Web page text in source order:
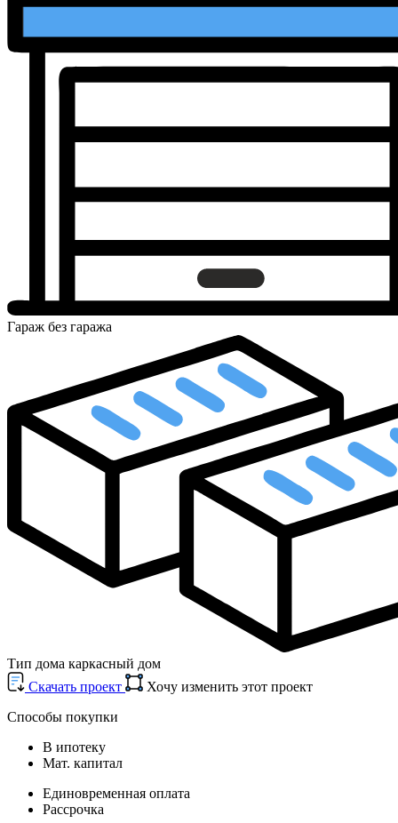
Гараж без гаража
Тип дома каркасный дом
Cкачать проект
Хочу изменить этот проект
Способы покупки
В ипотеку
Мат. капитал
Единовременная оплата
Рассрочка